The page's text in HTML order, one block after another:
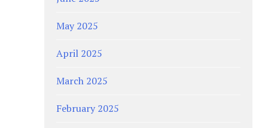
May 2025
April 2025
March 2025
February 2025